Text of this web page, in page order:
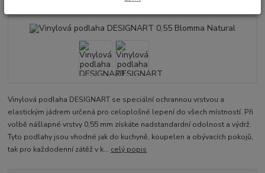
Vinylová podlaha DESIGNART se speciální ochrannou vrstvou a
elastickým jádrem určená pro celoplošné lepení do všech místností. Při
volbě nášlapné vrstvy 0,55 mm získáte nadstandardní odolnost a výdrž.
Tyto podlahy jsou vhodné jak do kuchyně, koupelen a obývacích pokojů,
tak pro každodenní zátěž v k... celý popis